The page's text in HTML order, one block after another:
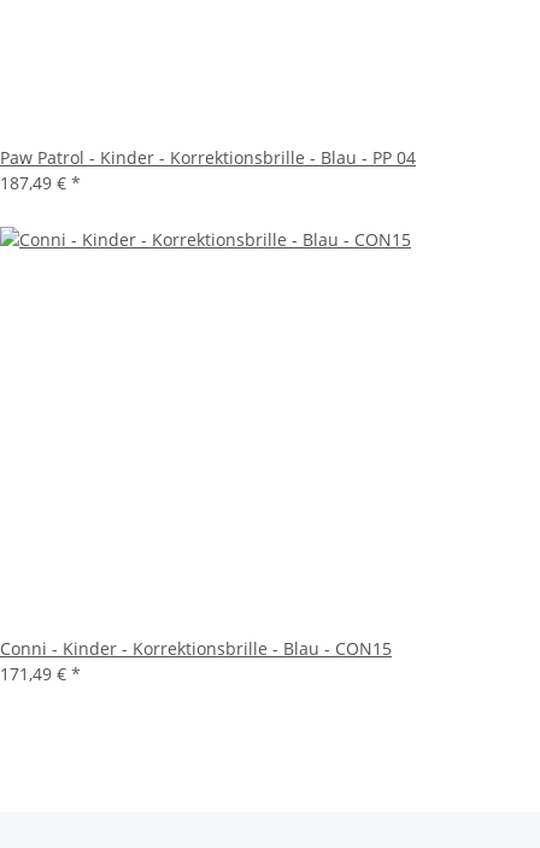
Paw Patrol - Kinder - Korrektionsbrille - Blau - PP 04
187,49 € *
Conni - Kinder - Korrektionsbrille - Blau - CON15
171,49 € *